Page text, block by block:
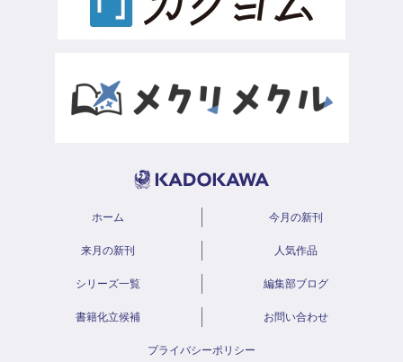
ホーム 今月の新刊
来月の新刊 人気作品
シリーズ一覧 編集部ブログ
書籍化立候補 お問い合わせ
プライバシーポリシー